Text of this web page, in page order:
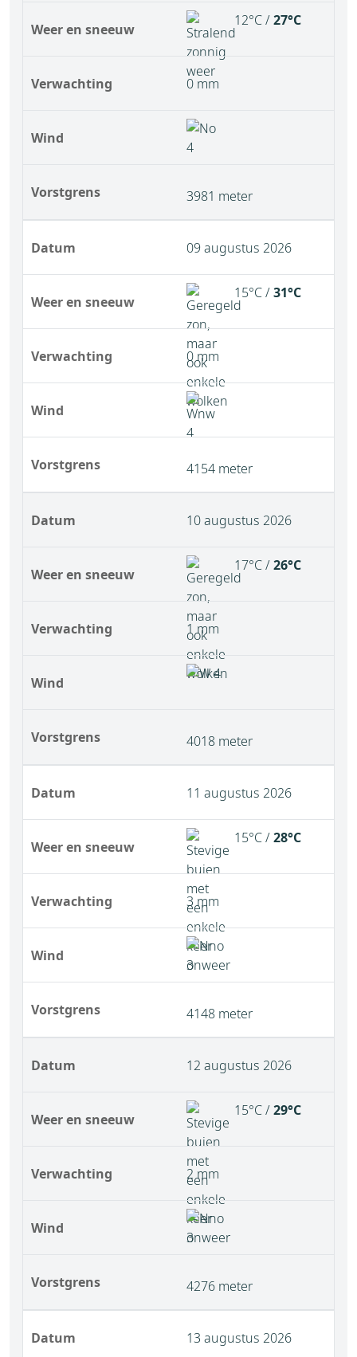
Weer en sneeuw
Verwachting
Wind
Vorstgrens
12°C /27°C
0 mm
3981 meter
Datum
Weer en sneeuw
Verwachting
Wind
Vorstgrens
09 augustus 2026
15°C /31°C
0 mm
4154 meter
Datum
Weer en sneeuw
Verwachting
Wind
Vorstgrens
10 augustus 2026
17°C /26°C
1 mm
4018 meter
Datum
Weer en sneeuw
Verwachting
Wind
Vorstgrens
11 augustus 2026
15°C /28°C
3 mm
4148 meter
Datum
Weer en sneeuw
Verwachting
Wind
Vorstgrens
12 augustus 2026
15°C /29°C
2 mm
4276 meter
Datum 13 augustus 2026